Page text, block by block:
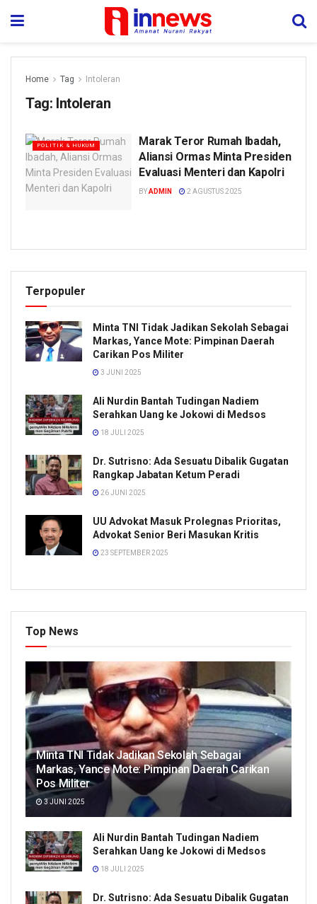
Home Tag Intoleran
Tag: Intoleran
POLITIK & HUKUM
Marak Teror Rumah Ibadah,
Aliansi Ormas Minta Presiden
Evaluasi Menteri dan Kapolri
BY ADMIN 2 AGUSTUS 2025
Terpopuler
Minta TNI Tidak Jadikan Sekolah Sebagai
Markas, Yance Mote: Pimpinan Daerah
Carikan Pos Militer
3 JUNI 2025
Ali Nurdin Bantah Tudingan Nadiem
Serahkan Uang ke Jokowi di Medsos
18 JULI 2025
Dr. Sutrisno: Ada Sesuatu Dibalik Gugatan
Rangkap Jabatan Ketum Peradi
26 JUNI 2025
UU Advokat Masuk Prolegnas Prioritas,
Advokat Senior Beri Masukan Kritis
23 SEPTEMBER 2025
Top News
Minta TNI Tidak Jadikan Sekolah Sebagai
Markas, Yance Mote: Pimpinan Daerah Carikan
Pos Militer
3 JUNI 2025
Ali Nurdin Bantah Tudingan Nadiem
Serahkan Uang ke Jokowi di Medsos
18 JULI 2025
Dr. Sutrisno: Ada Sesuatu Dibalik Gugatan